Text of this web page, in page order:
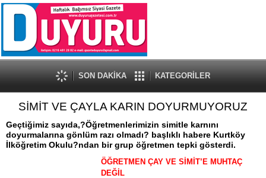
SON DAKİKA KATEGORİLER
SİMİT VE ÇAYLA KARIN DOYURMUYORUZ
Geçtiğimiz sayıda,?Öğretmenlerimizin simitle karnını
doyurmalarına gönlüm razı olmadı? başlıklı habere Kurtköy
İlköğretim Okulu?ndan bir grup öğretmen tepki gösterdi.
ÖĞRETMEN ÇAY VE SİMİT’E MUHTAÇ
DEĞİL